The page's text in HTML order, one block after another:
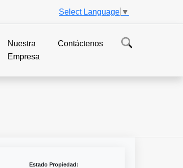
Select Language ▼
Nuestra
Empresa
Contáctenos
Estado Propiedad: